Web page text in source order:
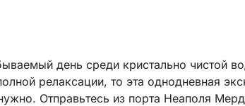
день среди кристально чистой
релаксации, то эта однодневная
Отправьтесь из порта Неаполя